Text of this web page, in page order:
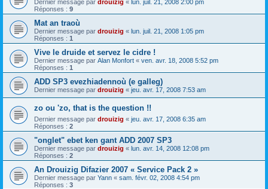
Dernier message par drouizig « lun. juil. 21, 2008 2:00 pm
Réponses : 9
Mat an traoù
Dernier message par drouizig « lun. juil. 21, 2008 1:05 pm
Réponses : 1
Vive le druide et servez le cidre !
Dernier message par Alan Monfort « ven. avr. 18, 2008 5:52 pm
Réponses : 1
ADD SP3 evezhiadennoù (e galleg)
Dernier message par drouizig « jeu. avr. 17, 2008 7:53 am
zo ou 'zo, that is the question !!
Dernier message par drouizig « jeu. avr. 17, 2008 6:35 am
Réponses : 2
"onglet" ebet ken gant ADD 2007 SP3
Dernier message par drouizig « lun. avr. 14, 2008 12:08 pm
Réponses : 2
An Drouizig Difazier 2007 « Service Pack 2 »
Dernier message par Yann « sam. févr. 02, 2008 4:54 pm
Réponses : 3